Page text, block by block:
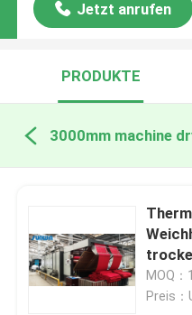
Jetzt anrufen
PRODUKTE
MOQ
Preis：